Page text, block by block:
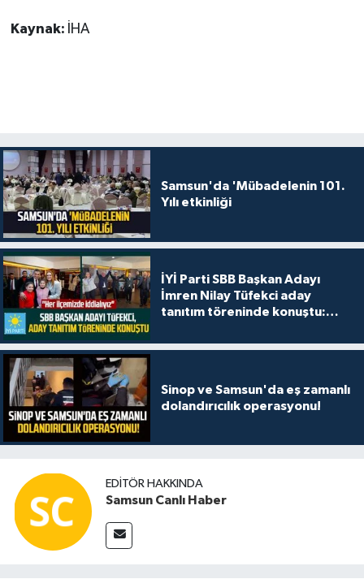
Kaynak: İHA
Samsun'da 'Mübadelenin 101.
Yılı etkinliği
İYİ Parti SBB Başkan Adayı
İmren Nilay Tüfekci aday
tanıtım töreninde konuştu:
Sinop ve Samsun'da eş zamanlı
dolandırıcılık operasyonu!
EDITÖR HAKKINDA
Samsun Canlı Haber